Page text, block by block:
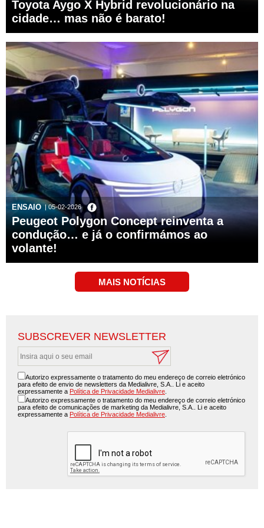
Toyota Aygo X Hybrid revolucionário na
cidade… mas não é barato!
ENSAIO | 05-02-2026
Peugeot Polygon Concept reinventa a
condução… e já o confirmámos ao
volante!
SUBSCREVER NEWSLETTER
Autorizo expressamente o tratamento do meu endereço de correio eletrónico
para efeito de envio de newsletters da Medialivre, S.A.. Li e aceito
expressamente a Política de Privacidade Medialivre
Autorizo expressamente o tratamento do meu endereço de correio eletrónico
para efeito de comunicações de marketing da Medialivre, S.A.. Li e aceito
expressamente a Política de Privacidade Medialivre